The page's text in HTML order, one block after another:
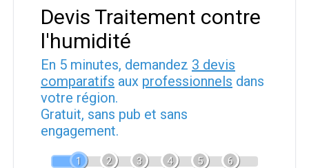
Devis Traitement contre
l'humidité
En 5 minutes, demandez 3 devis
comparatifs aux professionnels dans
votre région.
Gratuit, sans pub et sans
engagement.
1 2 3 4 5 6